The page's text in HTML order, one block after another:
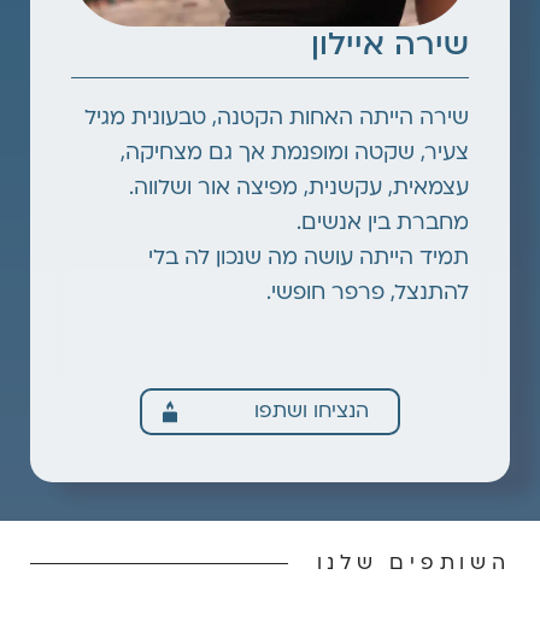
שירה איילון
שירה הייתה האחות הקטנה, טבעונית מגיל
צעיר, שקטה ומופנמת אך גם מצחיקה,
עצמאית, עקשנית, מפיצה אור ושלווה.
מחברת בין אנשים.
תמיד הייתה עושה מה שנכון לה בלי
להתנצל, פרפר חופשי.
הנציחו ושתפו
השותפים שלנו